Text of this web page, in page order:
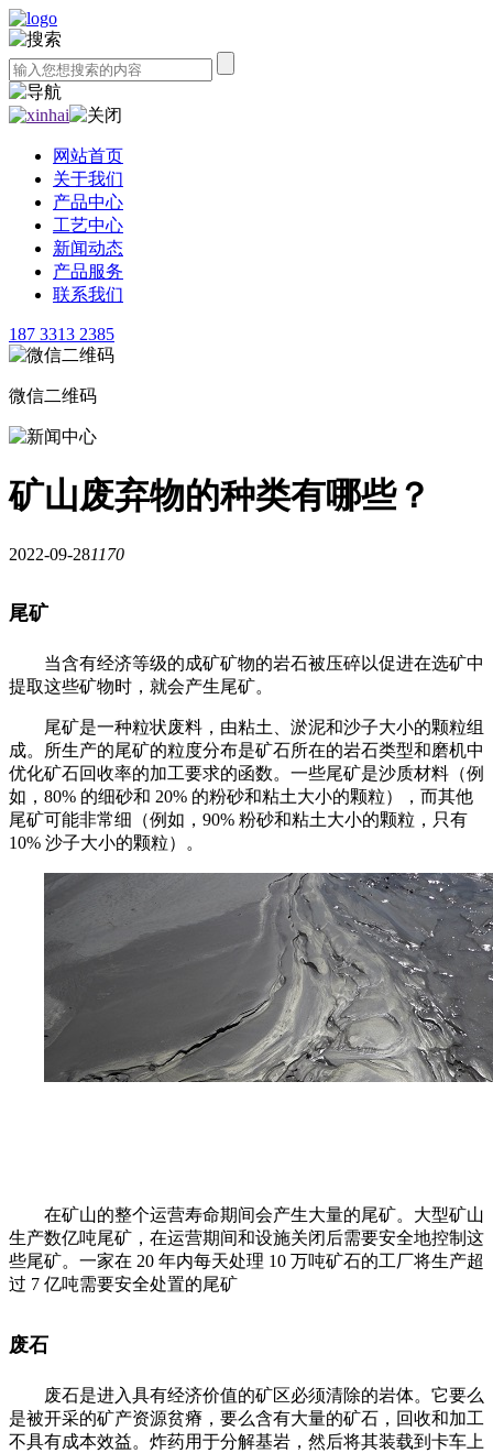
网站首页
关于我们
产品中心
工艺中心
新闻动态
产品服务
联系我们
187 3313 2385
微信二维码
矿山废弃物的种类有哪些？
2022-09-281170
尾矿
当含有经济等级的成矿矿物的岩石被压碎以促进在选矿中
提取这些矿物时，就会产生尾矿。
尾矿是一种粒状废料，由粘土、淤泥和沙子大小的颗粒组
成。所生产的尾矿的粒度分布是矿石所在的岩石类型和磨机中
优化矿石回收率的加工要求的函数。一些尾矿是沙质材料（例
如，80% 的细砂和 20% 的粉砂和粘土大小的颗粒），而其他
尾矿可能非常细（例如，90% 粉砂和粘土大小的颗粒，只有
10% 沙子大小的颗粒）。
在矿山的整个运营寿命期间会产生大量的尾矿。大型矿山
生产数亿吨尾矿，在运营期间和设施关闭后需要安全地控制这
些尾矿。一家在 20 年内每天处理 10 万吨矿石的工厂将生产超
过 7 亿吨需要安全处置的尾矿
废石
废石是进入具有经济价值的矿区必须清除的岩体。它要么
是被开采的矿产资源贫瘠，要么含有大量的矿石，回收和加工
不具有成本效益。炸药用于分解基岩，然后将其装载到卡车上